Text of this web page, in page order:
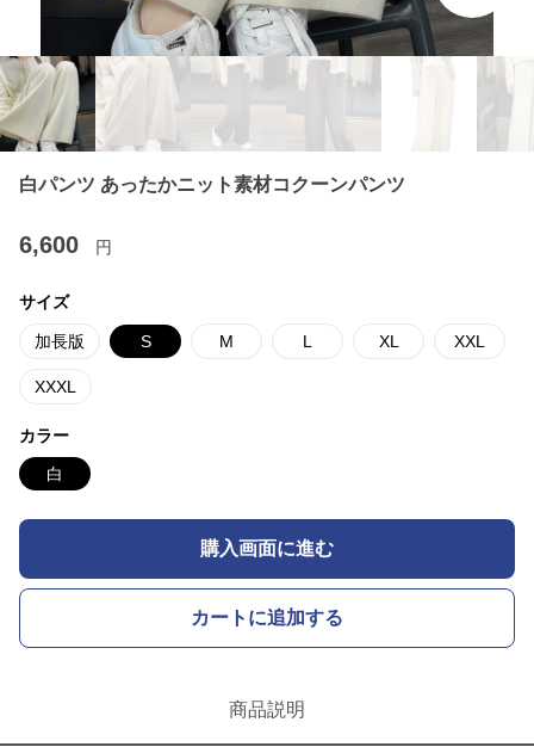
白パンツ あったかニット素材コクーンパンツ
6,600 円
サイズ
加長版 S M L XL XXL
XXXL
カラー
白
購入画面に進む
カートに追加する
商品説明